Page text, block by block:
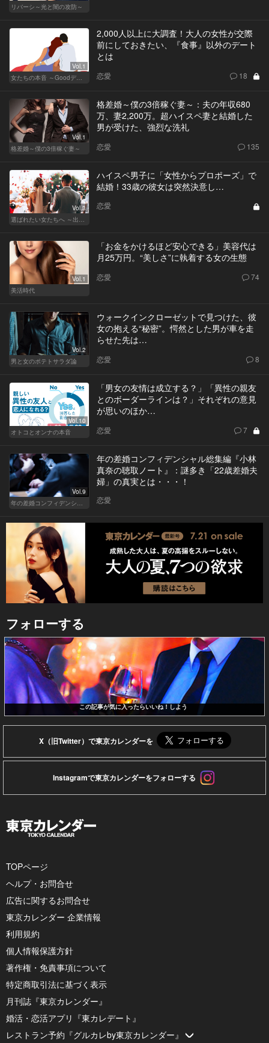
リバーシ～光と闇の攻防～
Vol.1
女たちの本音 ～Goodデート／Badデート～
2,000人以上に大調査！大人の女性が交際
前にしておきたい、『食事』以外のデート
とは
恋愛 18
Vol.1
格差婚～僕の3倍稼ぐ妻～
格差婚～僕の3倍稼ぐ妻～：夫の年収680
万、妻2,200万。超ハイスペ妻と結婚した
男が受けた、強烈な洗礼
恋愛 135
Vol.3
選ばれたい女たちへ ～出会いから結婚まで～
ハイスペ男子に「女性からプロポーズ」で
結婚！33歳の彼女は突然決意し…
恋愛
Vol.1
美活時代
「お金をかけるほど安心できる」美容代は
月25万円。“美しさ”に執着する女の生態
恋愛 74
Vol.2
男と女のポテトサラダ論
ウォークインクローゼットで見つけた、彼
女の抱える“秘密”。愕然とした男が車を走
らせた先は…
恋愛 8
Vol.10
オトコとオンナの本音
「男女の友情は成立する？」「異性の親友
とのボーダーラインは？」それぞれの意見
が思いのほか…
恋愛 7
Vol.9
年の差婚コンフィデンシャル総集編『小林
真奈の聴取ノート』：謎多き「22歳差婚夫
婦」の真実とは・・・！
恋愛
フォローする
この記事が気に入ったらいいね！しよう
X（旧Twitter）で東京カレンダーを
Instagramで東京カレンダーをフォローする
TOPページ
ヘルプ・お問合せ
広告に関するお問合せ
東京カレンダー 企業情報
利用規約
個人情報保護方針
著作権・免責事項について
特定商取引法に基づく表示
月刊誌『東京カレンダー』
婚活・恋活アプリ『東カレデート』
レストラン予約『グルカレby東京カレンダー』